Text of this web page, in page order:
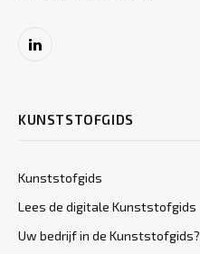
LinkedIn
KUNSTSTOFGIDS
Kunststofgids
Lees de digitale Kunststofgids
Uw bedrijf in de Kunststofgids?